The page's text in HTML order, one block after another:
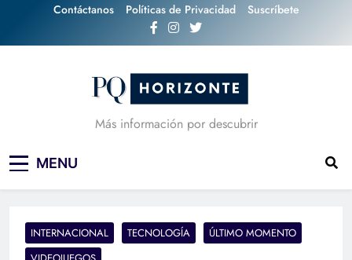
content
Contáctanos Políticas de Privacidad Suscríbete
Más información por descubrir
MENU
INTERNACIONAL TECNOLOGÍA
ÚLTIMO MOMENTO